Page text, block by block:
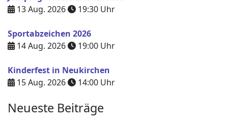
13 Aug. 2026
19:30 Uhr
Sportabzeichen 2026
14 Aug. 2026
19:00 Uhr
Kinderfest in Neukirchen
15 Aug. 2026
14:00 Uhr
Neueste Beiträge